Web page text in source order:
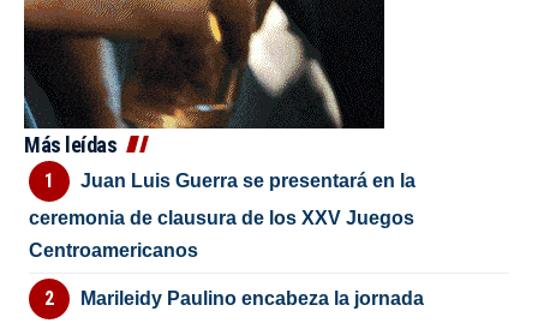
Más leídas
Juan Luis Guerra se presentará en la
ceremonia de clausura de los XXV Juegos
Centroamericanos
Marileidy Paulino encabeza la jornada